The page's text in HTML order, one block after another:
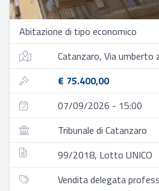
Abitazione di tipo economico
Catanzaro, Via
€ 75.400,00
07/09/2026 - 15:00
Tribunale di Catanzaro
99/2018, Lotto UNICO
Vendita delegata